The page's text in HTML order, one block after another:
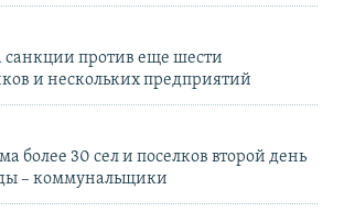
санкции против еще шести
и нескольких предприятий
более 30 сел и поселков второй день
– коммунальщики